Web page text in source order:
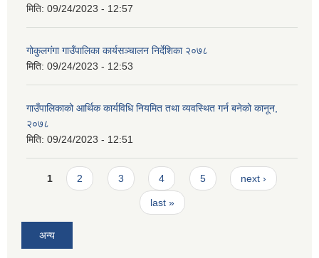
मिति: 09/24/2023 - 12:57
गोकुलगंगा गाउँपालिका कार्यसञ्चालन निर्देशिका २०७८
मिति: 09/24/2023 - 12:53
गाउँपालिकाको आर्थिक कार्यविधि नियमित तथा व्यवस्थित गर्न बनेको कानून,
२०७८
मिति: 09/24/2023 - 12:51
Pages
1 2 3 4 5 next ›
last »
अन्य